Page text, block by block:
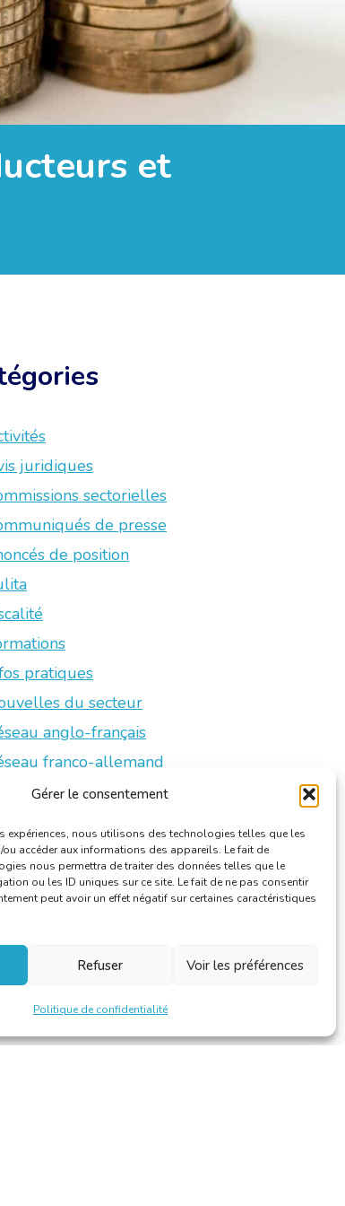
Gérer le consentement
expériences, nous utilisons des technologies telles que les
accéder aux informations des appareils. Le fait de
nous permettra de traiter des données telles que le
ou les ID uniques sur ce site. Le fait de ne pas consentir
peut avoir un effet négatif sur certaines caractéristiques
Refuser Voir les préférences
Politique de confidentialité
et
juridiques
sectorielles
de presse
de position
pratiques
du secteur
anglo-français
franco-allemand
de presse
de la CBTI